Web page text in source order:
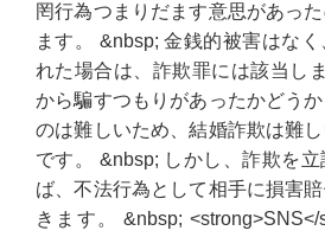
罔行為つまりだます意思があっ
ます。 &nbsp; 金銭的被害はな
れた場合は、詐欺罪には該当し
から騙すつもりがあったかどう
のは難しいため、結婚詐欺は難
です。 &nbsp; しかし、詐欺を
ば、不法行為として相手に損害
きます。 &nbsp; <strong>SNS</